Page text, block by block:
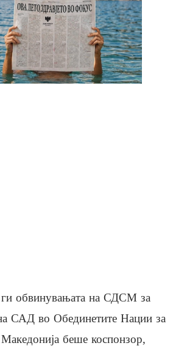
ги обвинувањата на СДСМ за
САД во Обединетите Нации за
беше коспонзор,